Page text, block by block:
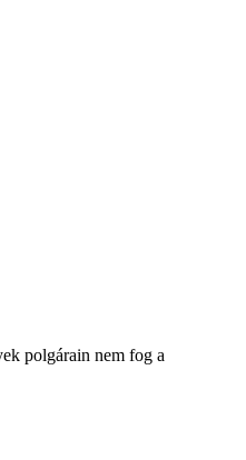
polgárain nem fog a